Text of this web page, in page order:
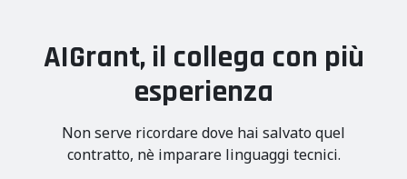
AIGrant, il collega con più
esperienza
Non serve ricordare dove hai salvato quel
contratto, nè imparare linguaggi tecnici.